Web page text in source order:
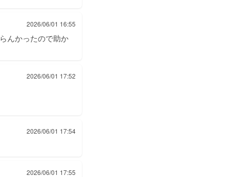
2026/06/01 16:55
んかったので助か
2026/06/01 17:52
2026/06/01 17:54
2026/06/01 17:55